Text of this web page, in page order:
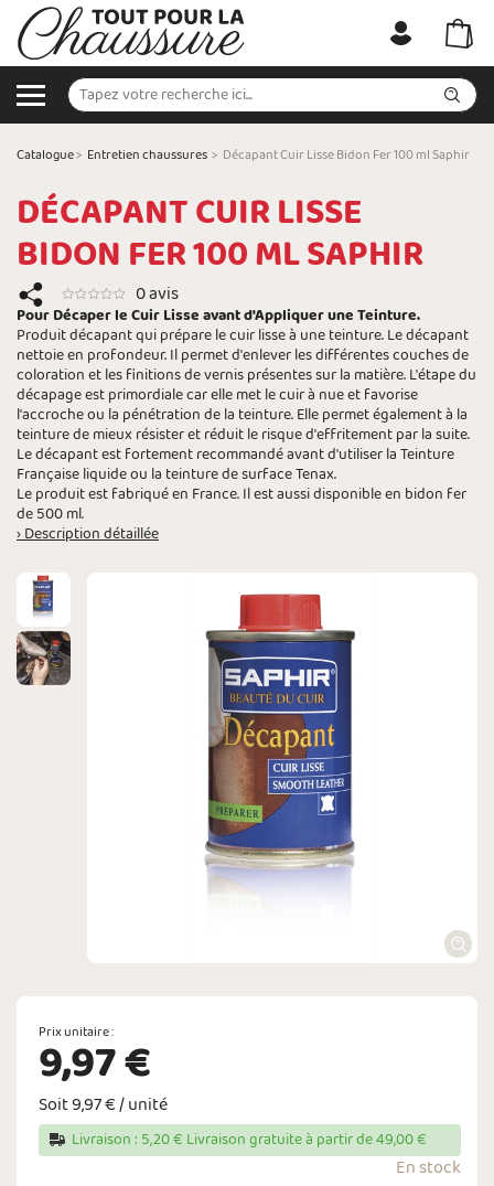
Catalogue> Entretien chaussures > Décapant Cuir Lisse Bidon Fer 100 ml Saphir
DÉCAPANT CUIR LISSE
BIDON FER 100 ML SAPHIR
0 avis
Pour Décaper le Cuir Lisse avant d'Appliquer une Teinture.
Produit décapant qui prépare le cuir lisse à une teinture. Le décapant
nettoie en profondeur. Il permet d'enlever les différentes couches de
coloration et les finitions de vernis présentes sur la matière. L'étape du
décapage est primordiale car elle met le cuir à nue et favorise
l'accroche ou la pénétration de la teinture. Elle permet également à la
teinture de mieux résister et réduit le risque d'effritement par la suite.
Le décapant est fortement recommandé avant d'utiliser la Teinture
Française liquide ou la teinture de surface Tenax.
Le produit est fabriqué en France. Il est aussi disponible en bidon fer
de 500 ml.
› Description détaillée
Prix unitaire :
9,97 €
Soit 9,97 € / unité
Livraison : 5,20 € Livraison gratuite à partir de 49,00 €
En stock